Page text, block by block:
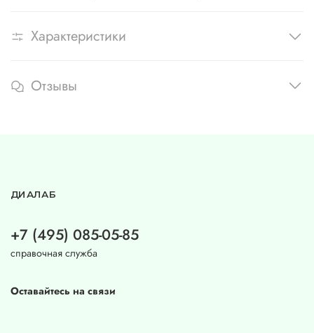
Характеристики
Отзывы
ДИАЛАБ
+7 (495) 085-05-85
справочная служба
Оставайтесь на связи